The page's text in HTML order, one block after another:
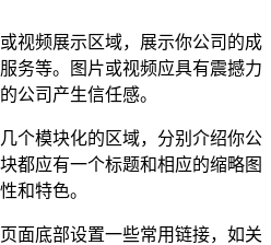
视频展示区域，展示你公司的成
务等。图片或视频应具有震撼力
公司产生信任感。
个模块化的区域，分别介绍你公
都应有一个标题和相应的缩略图
和特色。
面底部设置一些常用链接，如关